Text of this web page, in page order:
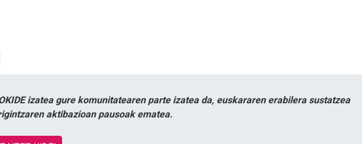
izatea gure komunitatearen parte izatea da, euskararen erabilera sustatzea
aktibazioan pausoak ematea.